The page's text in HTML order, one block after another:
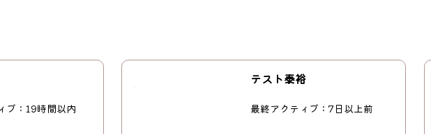
ブ：19時間以内
テスト泰裕
最終アクティブ：7日以上前